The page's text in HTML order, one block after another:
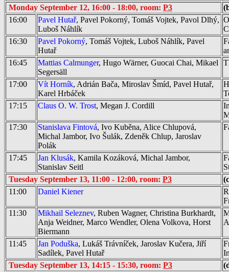
Monday September 12, 16:00 - 18:00, room: P3
16:00
Pavel Hutař, Pavel Pokorný, Tomáš Vojtek, Pavol Dlhý,
Luboš Náhlík
16:30
Pavel Pokorný, Tomáš Vojtek, Luboš Náhlík, Pavel
Hutař
16:45
Mattias Calmunger, Hugo Wärner, Guocai Chai, Mikael
Segersäll
17:00 Vít Horník, Adrián Bača, Miroslav Šmíd, Pavel Hutař,
Karel Hrbáček
17:15
Claus O. W. Trost, Megan J. Cordill
17:30
Stanislava Fintová, Ivo Kuběna, Alice Chlupová,
Michal Jambor, Ivo Šulák, Zdeněk Chlup, Jaroslav
Polák
17:45 Jan Klusák, Kamila Kozáková, Michal Jambor,
Stanislav Seitl
Tuesday September 13, 11:00 - 12:00, room: P3
11:00
Daniel Kiener
11:30
Mikhail Seleznev, Ruben Wagner, Christina Burkhardt,
Anja Weidner, Marco Wendler, Olena Volkova, Horst
Biermann
11:45 Jan Poduška, Lukáš Trávníček, Jaroslav Kučera, Jiří
Sadílek, Pavel Hutař
Tuesday September 13, 14:15 - 15:30, room: P3